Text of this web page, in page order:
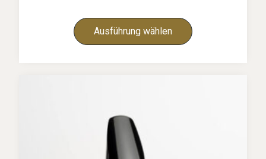
Ausführung wählen